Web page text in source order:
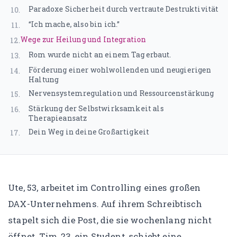
Gründerin & Denkfabrik
Expertenfinder
Unsere Partner
Karriere
EMDR Live Session – Aufzeichnung
Supervision
10.
Paradoxe Sicherheit durch vertraute Destruktivität
11.
“Ich mache, also bin ich.”
12.Wege zur Heilung und Integration
13.
Rom wurde nicht an einem Tag erbaut.
14.
Förderung einer wohlwollenden und neugierigen
Haltung
15.
Nervensystemregulation und Ressourcenstärkung
16.
Stärkung der Selbstwirksamkeit als
Therapieansatz
17. Dein Weg in deine Großartigkeit
Ute, 53, arbeitet im Controlling eines großen
DAX-Unternehmens. Auf ihrem Schreibtisch
stapelt sich die Post, die sie wochenlang nicht